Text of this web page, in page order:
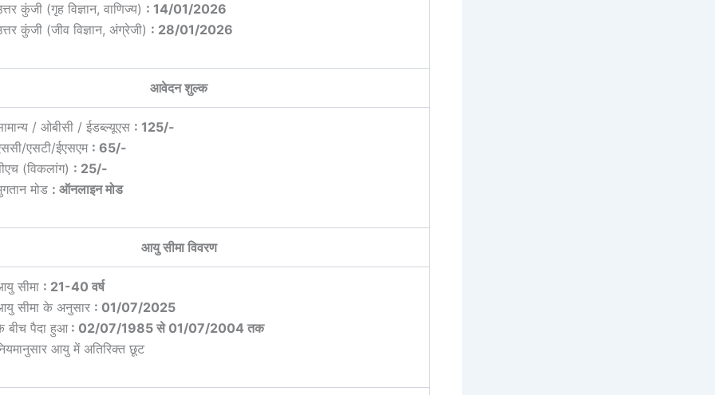
कुंजी (गृह विज्ञान, वाणिज्य) : 14/01/2026
कुंजी (जीव विज्ञान, अंग्रेजी) : 28/01/2026
आवेदन शुल्क
/ ओबीसी / ईडब्ल्यूएस : 125/-
एसटी/ईएसएम : 65/-
(विकलांग) : 25/-
मोड : ऑनलाइन मोड
आयु सीमा विवरण
सीमा : 21-40 वर्ष
सीमा के अनुसार : 01/07/2025
बीच पैदा हुआ: 02/07/1985 से 01/07/2004 तक
आयु में अतिरिक्त छूट